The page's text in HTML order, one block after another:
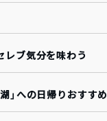
レブ気分を味わう
」への日帰りおすすめ